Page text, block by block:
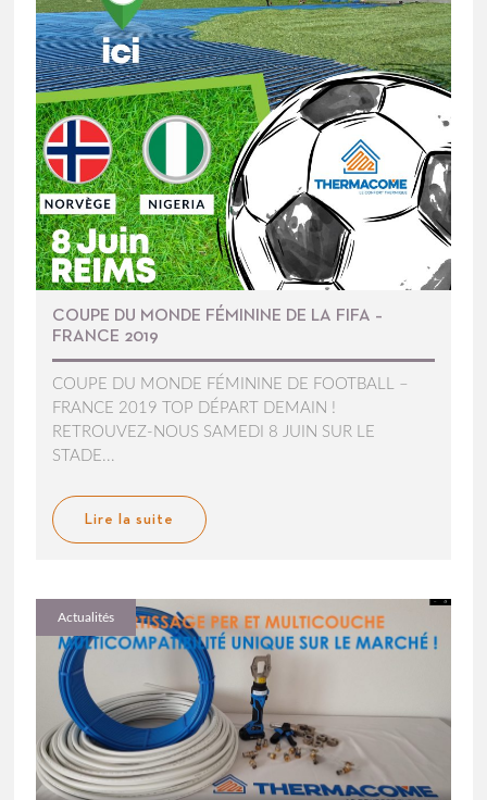
COUPE DU MONDE FÉMININE DE LA FIFA –
FRANCE 2019
COUPE DU MONDE FÉMININE DE FOOTBALL –
FRANCE 2019 TOP DÉPART DEMAIN !
RETROUVEZ-NOUS SAMEDI 8 JUIN SUR LE
STADE...
Lire la suite
Actualités